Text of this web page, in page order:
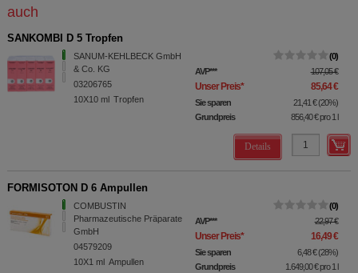
auch
SANKOMBI D 5 Tropfen
SANUM-KEHLBECK GmbH
& Co. KG
03206765
10X10 ml Tropfen
0
AVP*** 107,05 €
Unser Preis* 85,64 €
Sie sparen 21,41 € (20%)
Grundpreis
856,40 €pro 1 l
Details
FORMISOTON D 6 Ampullen
COMBUSTIN
Pharmazeutische Präparate
GmbH
04579209
10X1 ml Ampullen
0
AVP*** 22,97 €
Unser Preis* 16,49 €
Sie sparen 6,48 € (28%)
Grundpreis
1.649,00 €pro 1 l